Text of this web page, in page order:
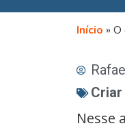
Início » O
Nesse